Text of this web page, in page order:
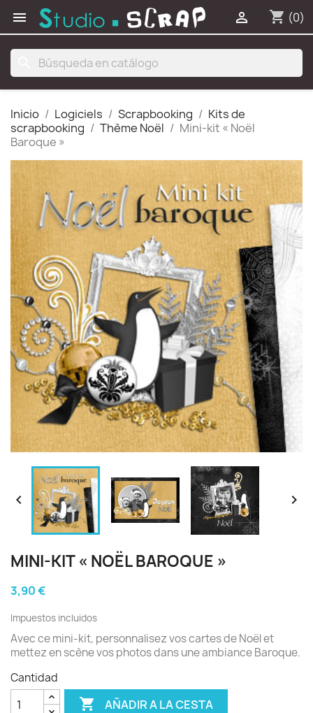
 shopping_cart (0)

Inicio Logiciels Scrapbooking
Kits de
scrapbooking
Thème Noël
Mini-kit « Noël
Baroque »
 
MINI-KIT « NOËL BAROQUE »
3,90 €
Impuestos incluidos
Avec ce mini-kit, personnalisez vos cartes de Noël et
mettez en scène vos photos dans une ambiance Baroque.
Cantidad
 AÑADIR A LA CESTA